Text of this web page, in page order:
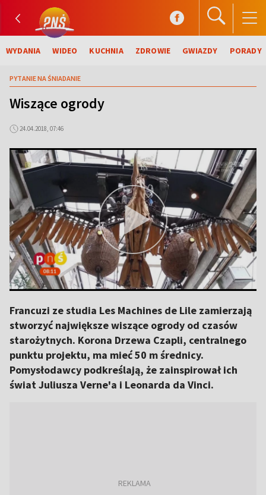
WYDANIA WIDEO KUCHNIA ZDROWIE GWIAZDY PORADY
PYTANIE NA ŚNIADANIE
Wiszące ogrody
24.04.2018, 07:46
Francuzi ze studia Les Machines de Lile zamierzają
stworzyć największe wiszące ogrody od czasów
starożytnych. Korona Drzewa Czapli, centralnego
punktu projektu, ma mieć 50 m średnicy.
Pomysłodawcy podkreślają, że zainspirował ich
świat Juliusza Verne'a i Leonarda da Vinci.